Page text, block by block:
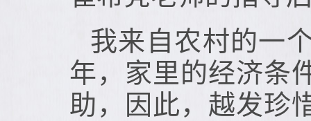
我来自农村的一
年，家里的经济条
助，因此，越发珍